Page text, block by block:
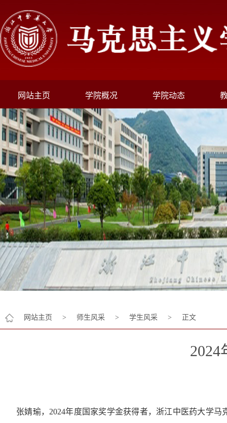
网站主页 学院概况 学院动态
网站主页 > 师生风采 > 学生风采 > 正文
张婧瑜，2024年度国家奖学金获得者，浙江中医药大学